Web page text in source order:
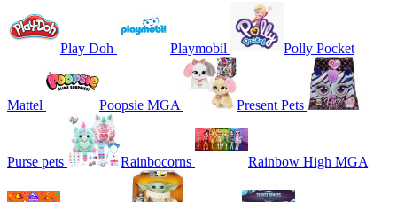
Play Doh Playmobil Polly Pocket
Mattel Poopsie MGA Present Pets
Purse pets Rainbocorns Rainbow High MGA